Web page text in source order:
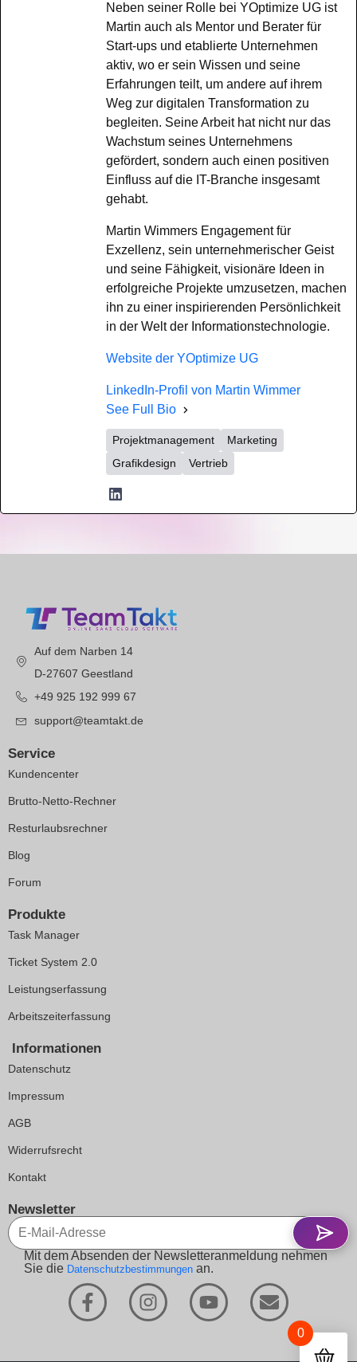
Neben seiner Rolle bei YOptimize UG ist
Martin auch als Mentor und Berater für
Start-ups und etablierte Unternehmen
aktiv, wo er sein Wissen und seine
Erfahrungen teilt, um andere auf ihrem
Weg zur digitalen Transformation zu
begleiten. Seine Arbeit hat nicht nur das
Wachstum seines Unternehmens
gefördert, sondern auch einen positiven
Einfluss auf die IT-Branche insgesamt
gehabt.
Martin Wimmers Engagement für
Exzellenz, sein unternehmerischer Geist
und seine Fähigkeit, visionäre Ideen in
erfolgreiche Projekte umzusetzen, machen
ihn zu einer inspirierenden Persönlichkeit
in der Welt der Informationstechnologie.
Website der YOptimize UG
LinkedIn-Profil von Martin Wimmer
See Full Bio
Projektmanagement
Marketing
Grafikdesign
Vertrieb
Auf dem Narben 14
D-27607 Geestland
+49 925 192 999 67
support@teamtakt.de
Service
Kundencenter
Brutto-Netto-Rechner
Resturlaubsrechner
Blog
Forum
Produkte
Task Manager
Ticket System 2.0
Leistungserfassung
Arbeitszeiterfassung
Informationen
Datenschutz
Impressum
AGB
Widerrufsrecht
Kontakt
Newsletter
Mit dem Absenden der Newsletteranmeldung nehmen
Sie die Datenschutzbestimmungen an.
0